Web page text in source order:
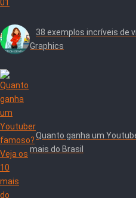
38 exemplos incríveis de
Graphics
Quanto ganha um
mais do Brasil